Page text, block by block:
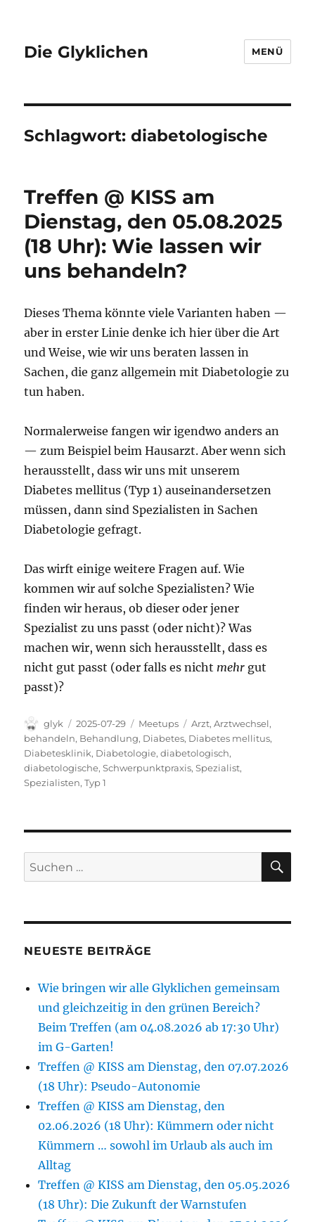
Die Glyklichen MENÜ
Schlagwort:diabetologische
Treffen @ KISS am
Dienstag, den 05.08.2025
(18 Uhr): Wie lassen wir
uns behandeln?
Dieses Thema könnte viele Varianten haben —
aber in erster Linie denke ich hier über die Art
und Weise, wie wir uns beraten lassen in
Sachen, die ganz allgemein mit Diabetologie zu
tun haben.
Normalerweise fangen wir igendwo anders an
— zum Beispiel beim Hausarzt. Aber wenn sich
herausstellt, dass wir uns mit unserem
Diabetes mellitus (Typ 1) auseinandersetzen
müssen, dann sind Spezialisten in Sachen
Diabetologie gefragt.
Das wirft einige weitere Fragen auf. Wie
kommen wir auf solche Spezialisten? Wie
finden wir heraus, ob dieser oder jener
Spezialist zu uns passt (oder nicht)? Was
machen wir, wenn sich herausstellt, dass es
nicht gut passt (oder falls es nicht mehr gut
passt)?
Autor
glyk
Veröffentlicht
am
2025-07-29 Kategorien
Meetups Schlagwörter
Arzt,Arztwechsel,
behandeln, Behandlung, Diabetes, Diabetes mellitus,
Diabetesklinik, Diabetologie,diabetologisch,
diabetologische,Schwerpunktpraxis,Spezialist,
Spezialisten,Typ 1
Suchen
nach:
NEUESTE BEITRÄGE
Wie bringen wir alle Glyklichen gemeinsam
und gleichzeitig in den grünen Bereich?
Beim Treffen (am 04.08.2026 ab 17:30 Uhr)
im G-Garten!
Treffen @ KISS am Dienstag, den 07.07.2026
(18 Uhr): Pseudo-Autonomie
Treffen @ KISS am Dienstag, den
02.06.2026 (18 Uhr): Kümmern oder nicht
Kümmern … sowohl im Urlaub als auch im
Alltag
Treffen @ KISS am Dienstag, den 05.05.2026
(18 Uhr): Die Zukunft der Warnstufen